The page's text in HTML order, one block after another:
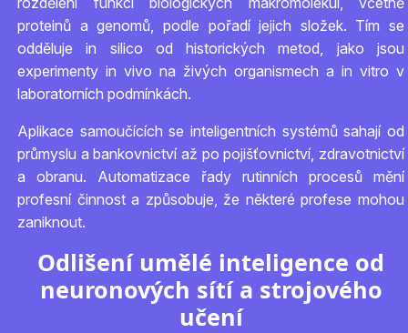
proteinů a genomů, podle pořadí jejich složek. Tím se
odděluje in silico od historických metod, jako jsou
experimenty in vivo na živých organismech a in vitro v
laboratorních podmínkách.
Aplikace samoučících se inteligentních systémů sahají od
průmyslu a bankovnictví až po pojišťovnictví, zdravotnictví
a obranu. Automatizace řady rutinních procesů mění
profesní činnost a způsobuje, že některé profese mohou
zaniknout.
Odlišení umělé inteligence od
neuronových sítí a strojového
učení